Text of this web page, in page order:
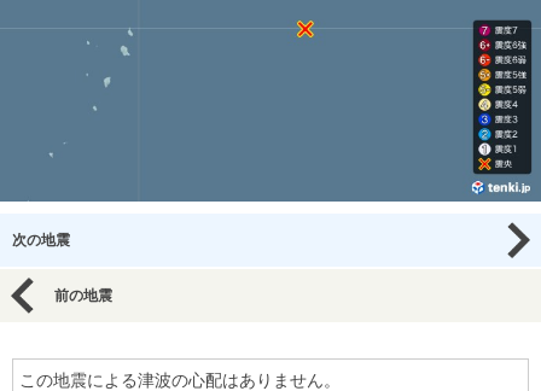
次の地震
前の地震
この地震による津波の心配はありません。